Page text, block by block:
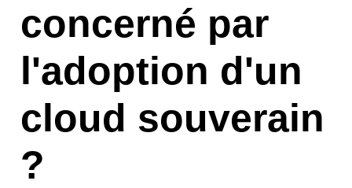
concerné par
l'adoption d'un
cloud souverain
?